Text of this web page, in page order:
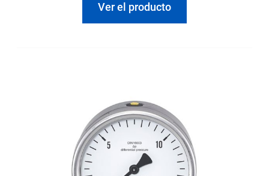
Ver el producto